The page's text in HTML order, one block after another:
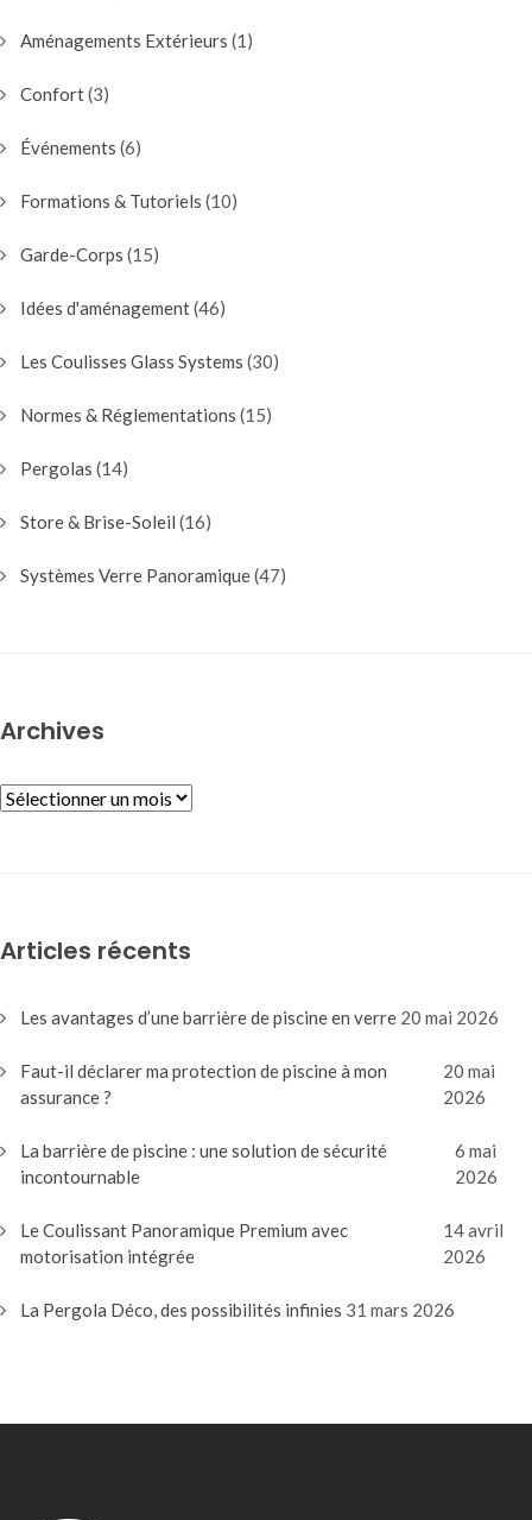
Aménagements Extérieurs (1)
Confort(3)
Événements (6)
Formations & Tutoriels (10)
Garde-Corps (15)
Idées d'aménagement(46)
Les Coulisses Glass Systems (30)
Normes & Réglementations (15)
Pergolas (14)
Store & Brise-Soleil (16)
Systèmes Verre Panoramique(47)
Archives
ARCHIVES
Articles récents
Les avantages d’une barrière de piscine en verre 20 mai 2026
Faut-il déclarer ma protection de piscine à mon
assurance ?
20 mai
2026
La barrière de piscine : une solution de sécurité
incontournable
6 mai
2026
Le Coulissant Panoramique Premium avec
motorisation intégrée
14 avril
2026
La Pergola Déco, des possibilités infinies 31 mars 2026